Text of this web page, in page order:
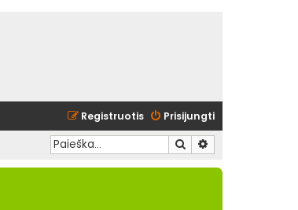
Prisijungti
Registruotis
Ieškoti